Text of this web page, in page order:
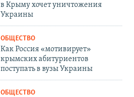
в Крыму хочет уничтожения
Украины
ОБЩЕСТВО
Как Россия «мотивирует»
крымских абитуриентов
поступать в вузы Украины
ОБЩЕСТВО